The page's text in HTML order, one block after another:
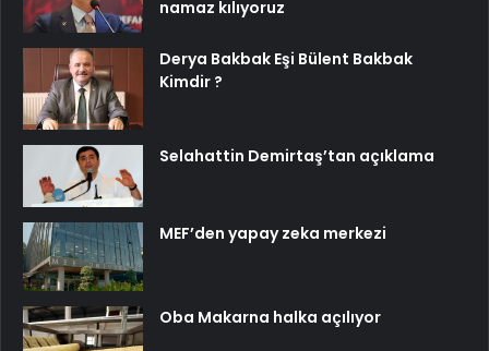
namaz kılıyoruz
Derya Bakbak Eşi Bülent Bakbak
Kimdir ?
Selahattin Demirtaş’tan açıklama
MEF’den yapay zeka merkezi
Oba Makarna halka açılıyor